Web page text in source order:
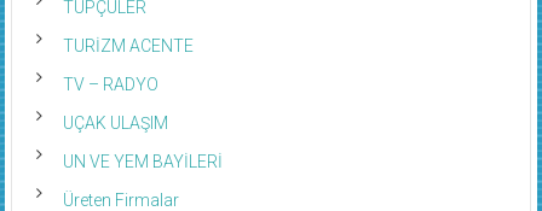
TÜPÇÜLER
TURİZM ACENTE
TV – RADYO
UÇAK ULAŞIM
UN VE YEM BAYİLERİ
Üreten Firmalar